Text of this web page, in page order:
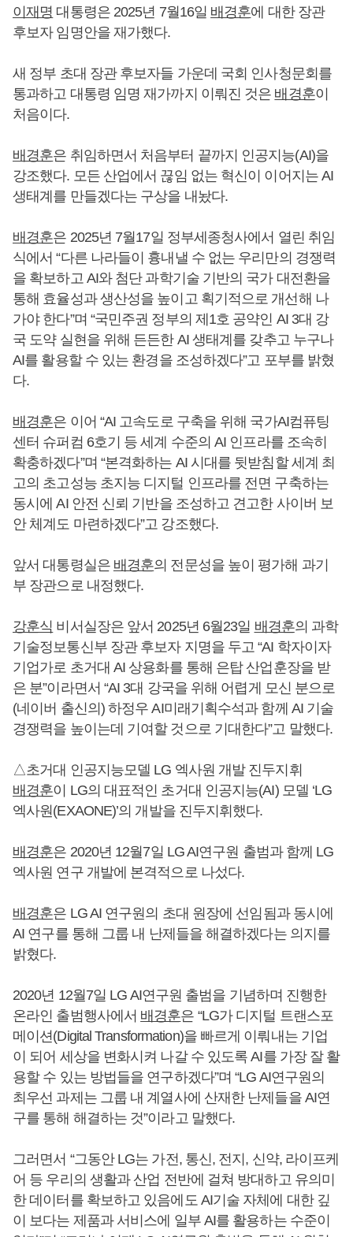
이재명 대통령은 2025년 7월16일 배경훈에 대한 장관
후보자 임명안을 재가했다.
새 정부 초대 장관 후보자들 가운데 국회 인사청문회를
통과하고 대통령 임명 재가까지 이뤄진 것은 배경훈이
처음이다.
배경훈은 취임하면서 처음부터 끝까지 인공지능(AI)을
강조했다. 모든 산업에서 끊임 없는 혁신이 이어지는 AI
생태계를 만들겠다는 구상을 내놨다.
배경훈은 2025년 7월17일 정부세종청사에서 열린 취임
식에서 “다른 나라들이 흉내낼 수 없는 우리만의 경쟁력
을 확보하고 AI와 첨단 과학기술 기반의 국가 대전환을
통해 효율성과 생산성을 높이고 획기적으로 개선해 나
가야 한다”며 “국민주권 정부의 제1호 공약인 AI 3대 강
국 도약 실현을 위해 든든한 AI 생태계를 갖추고 누구나
AI를 활용할 수 있는 환경을 조성하겠다”고 포부를 밝혔
다.
배경훈은 이어 “AI 고속도로 구축을 위해 국가AI컴퓨팅
센터 슈퍼컴 6호기 등 세계 수준의 AI 인프라를 조속히
확충하겠다”며 “본격화하는 AI 시대를 뒷받침할 세계 최
고의 초고성능 초지능 디지털 인프라를 전면 구축하는
동시에 AI 안전 신뢰 기반을 조성하고 견고한 사이버 보
안 체계도 마련하겠다”고 강조했다.
앞서 대통령실은 배경훈의 전문성을 높이 평가해 과기
부 장관으로 내정했다.
강훈식 비서실장은 앞서 2025년 6월23일 배경훈의 과학
기술정보통신부 장관 후보자 지명을 두고 “AI 학자이자
기업가로 초거대 AI 상용화를 통해 은탑 산업훈장을 받
은 분”이라면서 “AI 3대 강국을 위해 어렵게 모신 분으로
(네이버 출신의) 하정우 AI미래기획수석과 함께 AI 기술
경쟁력을 높이는데 기여할 것으로 기대한다”고 말했다.
△초거대 인공지능모델 LG 엑사원 개발 진두지휘
배경훈이 LG의 대표적인 초거대 인공지능(AI) 모델 ‘LG
엑사원(EXAONE)’의 개발을 진두지휘했다.
배경훈은 2020년 12월7일 LG AI연구원 출범과 함께 LG
엑사원 연구 개발에 본격적으로 나섰다.
배경훈은 LG AI 연구원의 초대 원장에 선임됨과 동시에
AI 연구를 통해 그룹 내 난제들을 해결하겠다는 의지를
밝혔다.
2020년 12월7일 LG AI연구원 출범을 기념하며 진행한
온라인 출범행사에서 배경훈은 “LG가 디지털 트랜스포
메이션(Digital Transformation)을 빠르게 이뤄내는 기업
이 되어 세상을 변화시켜 나갈 수 있도록 AI를 가장 잘 활
용할 수 있는 방법들을 연구하겠다”며 “LG AI연구원의
최우선 과제는 그룹 내 계열사에 산재한 난제들을 AI연
구를 통해 해결하는 것”이라고 말했다.
그러면서 “그동안 LG는 가전, 통신, 전지, 신약, 라이프케
어 등 우리의 생활과 산업 전반에 걸쳐 방대하고 유의미
한 데이터를 확보하고 있음에도 AI기술 자체에 대한 깊
이 보다는 제품과 서비스에 일부 AI를 활용하는 수준이